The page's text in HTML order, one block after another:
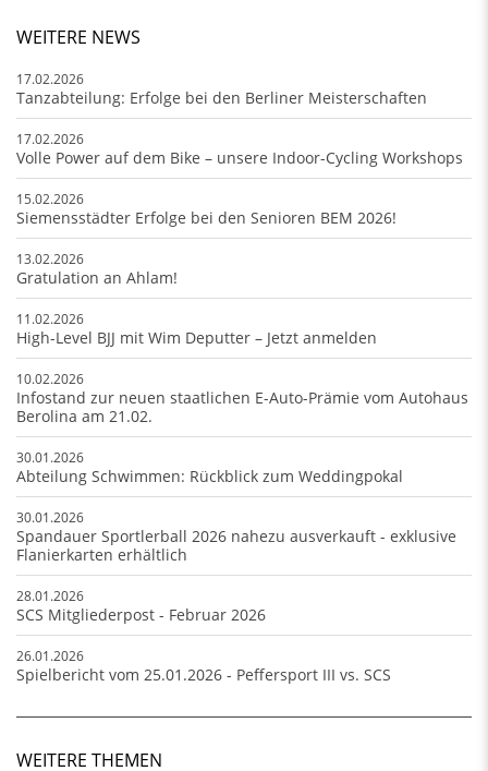
WEITERE NEWS
17.02.2026
Tanzabteilung: Erfolge bei den Berliner Meisterschaften
17.02.2026
Volle Power auf dem Bike – unsere Indoor-Cycling Workshops
15.02.2026
Siemensstädter Erfolge bei den Senioren BEM 2026!
13.02.2026
Gratulation an Ahlam!
11.02.2026
High-Level BJJ mit Wim Deputter – Jetzt anmelden
10.02.2026
Infostand zur neuen staatlichen E-Auto-Prämie vom Autohaus
Berolina am 21.02.
30.01.2026
Abteilung Schwimmen: Rückblick zum Weddingpokal
30.01.2026
Spandauer Sportlerball 2026 nahezu ausverkauft - exklusive
Flanierkarten erhältlich
28.01.2026
SCS Mitgliederpost - Februar 2026
26.01.2026
Spielbericht vom 25.01.2026 - Peffersport III vs. SCS
WEITERE THEMEN